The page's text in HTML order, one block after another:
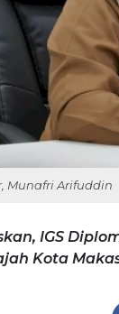
Munafri Arifuddin
IGS
Kota